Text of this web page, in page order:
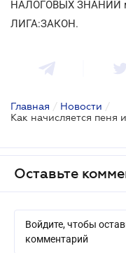
НАЛОГОВЫХ ЗНАНИЙ
ЛИГА:ЗАКОН.
Главная / Новости /
Оставьте
Войдите, чтобы
комментарий